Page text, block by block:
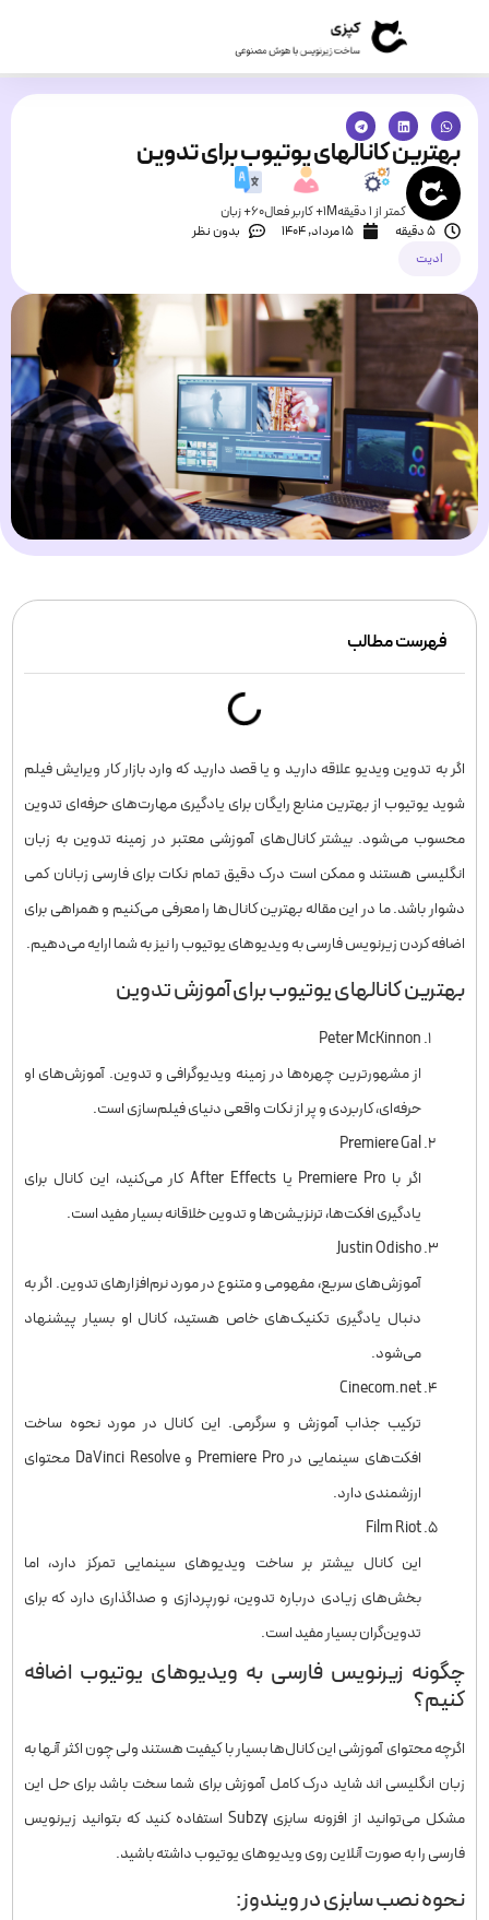
بهترین کانالهای یوتیوب برای تدوین
کمتر از 1 دقیقه 1M+ کاربر فعال
60+ زبان
5 دقیقه
۱۵ مرداد, ۱۴۰۴
بدون نظر
ادیت
فهرست مطالب
اگر به تدوین ویدیو علاقه دارید و یا قصد دارید که وارد بازار کار ویرایش فیلم
شوید یوتیوب از بهترین منابع رایگان برای یادگیری مهارت‌های حرفه‌ای تدوین
محسوب می‌شود. بیشتر کانال‌های آموزشی معتبر در زمینه تدوین به زبان
انگلیسی هستند و ممکن است درک دقیق تمام نکات برای فارسی زبانان کمی
دشوار باشد. ما در این مقاله بهترین کانال‌ها را معرفی می‌کنیم و همراهی برای
اضافه کردن زیرنویس فارسی به ویدیوهای یوتیوب را نیز به شما ارایه می‌دهیم.
بهترین کانالهای یوتیوب برای آموزش تدوین
Peter McKinnon
از مشهورترین چهره‌ها در زمینه ویدیوگرافی و تدوین. آموزش‌های او
حرفه‌ای، کاربردی و پر از نکات واقعی دنیای فیلم‌سازی است.
Premiere Gal
اگر با Premiere Pro یا After Effects کار می‌کنید، این کانال برای
یادگیری افکت‌ها، ترنزیشن‌ها و تدوین خلاقانه بسیار مفید است.
Justin Odisho
آموزش‌های سریع، مفهومی و متنوع در مورد نرم‌افزارهای تدوین. اگر به
دنبال یادگیری تکنیک‌های خاص هستید، کانال او بسیار پیشنهاد
می‌شود.
Cinecom.net
ترکیب جذاب آموزش و سرگرمی. این کانال در مورد نحوه ساخت
افکت‌های سینمایی در Premiere Pro و DaVinci Resolve محتوای
ارزشمندی دارد.
Film Riot
این کانال بیشتر بر ساخت ویدیوهای سینمایی تمرکز دارد، اما
بخش‌های زیادی درباره تدوین، نورپردازی و صداگذاری دارد که برای
تدوین‌گران بسیار مفید است.
چگونه زیرنویس فارسی به ویدیوهای یوتیوب اضافه
کنیم؟
اگرچه محتوای آموزشی این کانال‌ها بسیار با کیفیت هستند ولی چون اکثر آنها به
زبان انگلیسی اند شاید درک کامل آموزش برای شما سخت باشد برای حل این
مشکل می‌توانید از افزونه سابزی Subzy استفاده کنید که بتوانید زیرنویس
فارسی را به صورت آنلاین روی ویدیوهای یوتیوب داشته باشید.
نحوه نصب سابزی در ویندوز: